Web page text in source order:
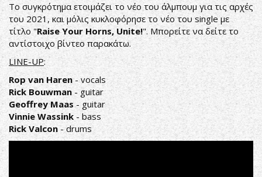
Το συγκρότημα ετοιμάζει το νέο του άλμπουμ για τις αρχές
του 2021, και μόλις κυκλοφόρησε το νέο του single με
τίτλο "Raise Your Horns, Unite!". Μπορείτε να δείτε το
αντίστοιχο βίντεο παρακάτω.
LINE-UP:
Rop van Haren- vocals
Rick Bouwman - guitar
Geoffrey Maas - guitar
Vinnie Wassink - bass
Rick Valcon- drums